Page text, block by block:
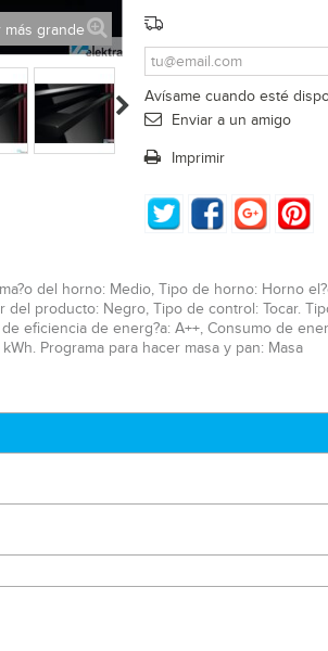
más grande
Avísame cuando esté
Enviar a un amigo
Imprimir
del horno: Medio, Tipo de horno: Horno
del producto: Negro, Tipo de control: Tocar.
eficiencia de energ?a: A++, Consumo de
Programa para hacer masa y pan: Masa